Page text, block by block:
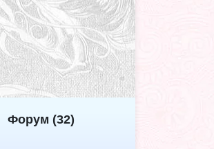
Форум (32)